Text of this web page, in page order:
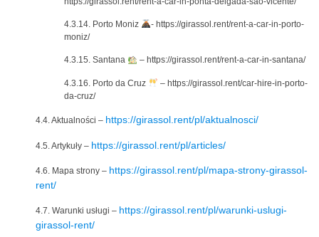
4.3.14. Porto Moniz
- https://girassol.rent/rent-a-car-in-porto-
moniz/
4.3.15. Santana – https://girassol.rent/rent-a-car-in-santana/
4.3.16. Porto da Cruz
– https://girassol.rent/car-hire-in-porto-
da-cruz/
4.4. Aktualności – https://girassol.rent/pl/aktualnosci/
4.5. Artykuły – https://girassol.rent/pl/articles/
4.6. Mapa strony – https://girassol.rent/pl/mapa-strony-girassol-
rent/
4.7. Warunki usługi – https://girassol.rent/pl/warunki-uslugi-
girassol-rent/